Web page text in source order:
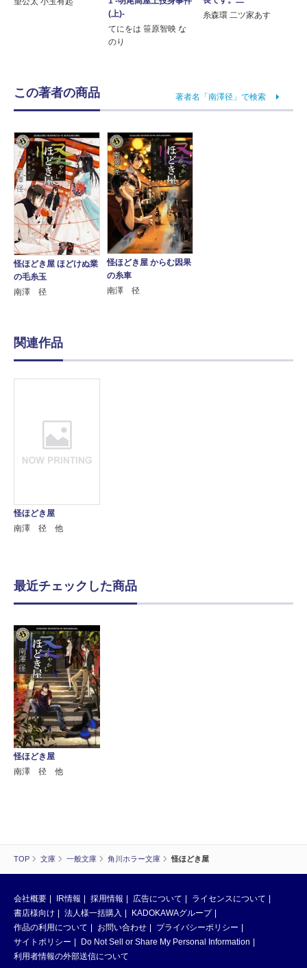
TOP 文庫 一般文庫 角川ホラー文庫 怪ほどき屋
(上)-
てにをは 笹原智映 な
のり
糸森環 二ツ家あす
この著者の商品 著者名「南澤径」で検索
怪ほどき屋 ほどけぬ業
の毛糸玉
南澤 径
怪ほどき屋 からむ因果
の糸車
南澤 径
関連作品
怪ほどき屋
南澤 径 他
最近チェックした商品
怪ほどき屋
南澤 径 他
会社概要 IR情報 採用情報 広告について
ライセンスについて
書店様向け
法人様一括購入
KADOKAWAグループ
作品の利用について
お問い合わせ
プライバシーポリシー
サイトポリシー
Do Not Sell or Share My Personal Information
利用者情報の外部送信について